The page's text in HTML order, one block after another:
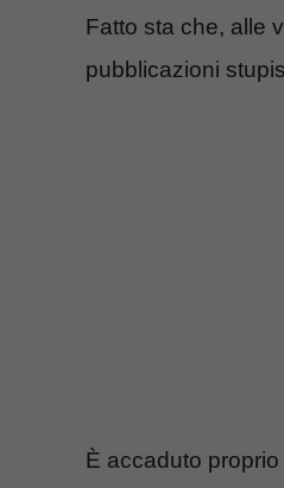
Fatto sta che, alle
pubblicazioni
È accaduto